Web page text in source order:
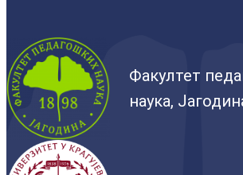
Факултет
наука,